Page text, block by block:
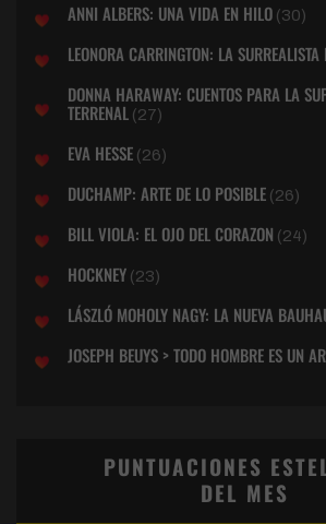
ANNI ALBERS: UNA VIDA EN HILO (30)
LEONORA CARRINGTON: LA SURREALISTA
DONNA HARAWAY: CUENTOS PARA LA
TERRENAL (27)
EVA HESSE (26)
DUCHAMP: ARTE DE LO POSIBLE (26)
BILL VIOLA: EL OJO DEL CORAZON (24)
HOCKNEY (23)
LÁSZLÓ MOHOLY NAGY: LA NUEVA
JOSEPH BEUYS > TODO HOMBRE ES UN
PUNTUACIONES
DEL MES